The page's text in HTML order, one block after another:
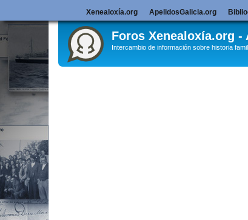
Foros Xenealoxía.org
Intercambio de información sobre historia
Xenealoxía.org ApelidosGalicia.org